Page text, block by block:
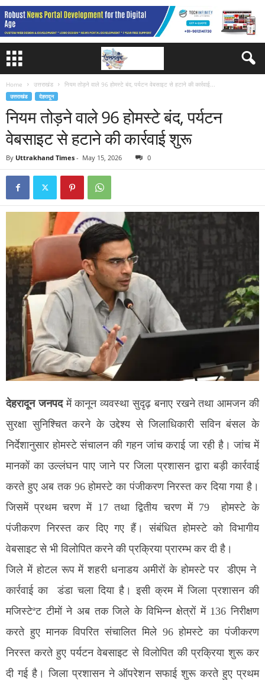
Home उत्तराखंड नियम तोड़ने वाले 96 होमस्टे बंद, पर्यटन वेबसाइट से हटाने की कार्रवाई...
उत्तराखंड देहरादून
नियम तोड़ने वाले 96 होमस्टे बंद, पर्यटन
वेबसाइट से हटाने की कार्रवाई शुरू
By Uttrakhand Times - May 15, 2026 0
देहरादून जनपदमें कानून व्यवस्था सुदृढ़ बनाए रखने तथा आमजन की
सुरक्षा सुनिश्चित करने के उद्देश्य से जिलाधिकारी सविन बंसल के
निर्देशानुसार होमस्टे संचालन की गहन जांच कराई जा रही है। जांच में
मानकों का उल्लंघन पाए जाने पर जिला प्रशासन द्वारा बड़ी कार्रवाई
करते हुए अब तक 96 होमस्टे का पंजीकरण निरस्त कर दिया गया है।
जिसमें प्रथम चरण में 17 तथा द्वितीय चरण में 79 होमस्टे के
पंजीकरण निरस्त कर दिए गए हैं। संबंधित होमस्टे को विभागीय
वेबसाइट से भी विलोपित करने की प्रक्रिया प्रारम्भ कर दी है।
जिले में होटल रूप में शहरी धनाडय अमीरों के होमस्टे पर डीएम ने
कार्रवाई का डंडा चला दिया है। इसी क्रम में जिला प्रशासन की
मजिस्टेªट टीमों ने अब तक जिले के विभिन्न क्षेत्रों में 136 निरीक्षण
करते हुए मानक विपरित संचालित मिले 96 होमस्टे का पंजीकरण
निरस्त करते हुए पर्यटन वेबसाइट से विलोपित की प्रक्रिया शुरू कर
दी गई है। जिला प्रशासन ने ऑपरेशन सफाई शुरू करते हुए प्रथम